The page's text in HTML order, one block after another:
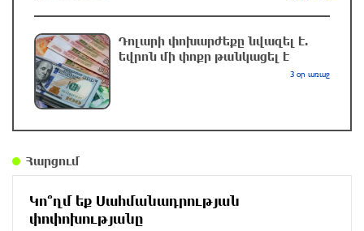
Ջուր չի լինելու․ հասցեներ
Դոլարի փոխարժեքը նվազել է.
եվրոն մի փոքր թանկացել է
3 օր առաջ
Հարցում
Կո՞ղմ եք Սահմանադրության
փոփոխությանը